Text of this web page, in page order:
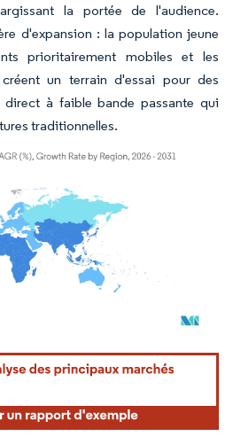
la portée de l'audience.
d'expansion : la population jeune
prioritairement mobiles et les
un terrain d'essai pour des
à faible bande passante qui
traditionnelles.
nécessite une attribution sous CC BY